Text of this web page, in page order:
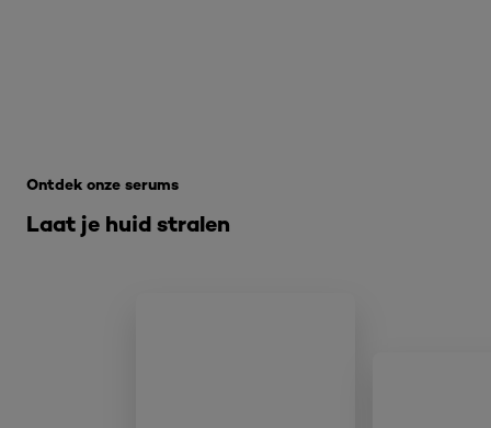
Laat je huid stralen
Ontdek onze serums